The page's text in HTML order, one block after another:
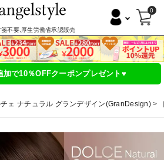
箋不要,厚生労働省承認販売
0
加で10％OFFクーポンプレゼント♥
チェ ナチュラル グランデザイン(GranDesign)